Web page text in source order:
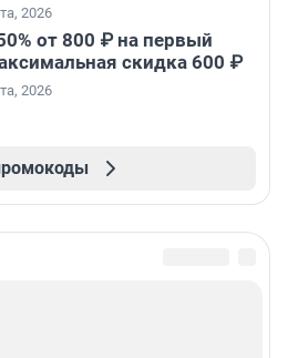
2026
от 800 ₽ на первый
скидка 600 ₽
2026